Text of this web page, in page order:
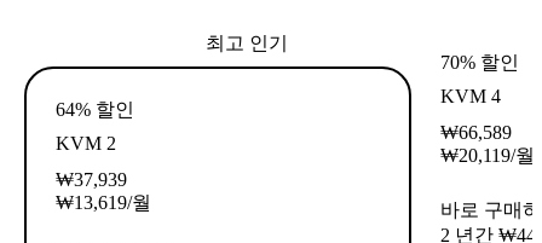
최고 인기
64% 할인
KVM 2
₩37,939
₩13,619/월
70% 할인
KVM 4
₩66,589
₩20,119/월
바로 구매
2 년간